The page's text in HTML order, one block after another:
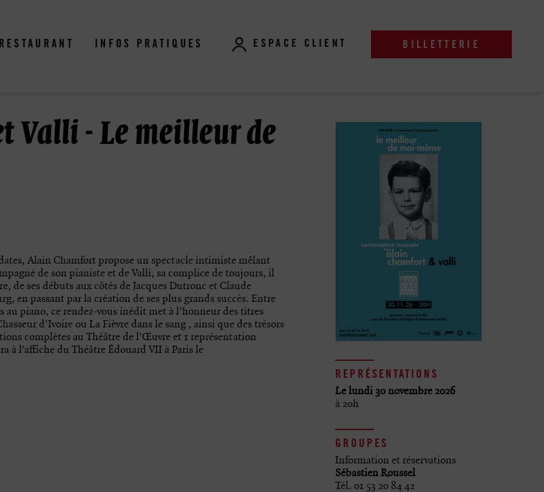
RESTAURANT INFOS PRATIQUES ESPACE CLIENT BILLETTERIE
Valli - Le meilleur de
Alain Chamfort propose un spectacle intimiste mêlant
de son pianiste et de Valli, sa complice de toujours, il
de ses débuts aux côtés de Jacques Dutronc et Claude
en passant par la création de ses plus grands succès. Entre
piano, ce rendez-vous inédit met à l’honneur des titres
d’Ivoire ou La Fièvre dans le sang , ainsi que des trésors
complètes au Théâtre de l’Œuvre et 1 représentation
à l’affiche du Théâtre Édouard VII à Paris le
REPRÉSENTATIONS
Le lundi 30 novembre 2026
à 20h
GROUPES
Information et réservations
Sébastien Roussel
Tél. 01 53 20 84 42